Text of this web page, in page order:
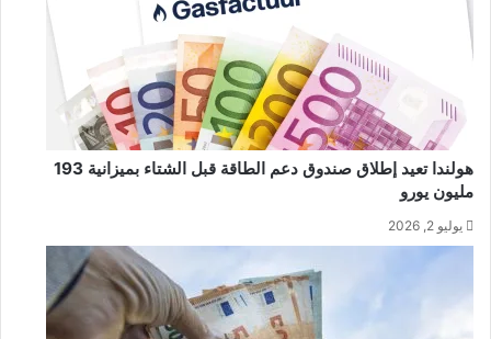
هولندا تعيد إطلاق صندوق دعم الطاقة قبل الشتاء بميزانية 193
مليون يورو
يوليو 2, 2026